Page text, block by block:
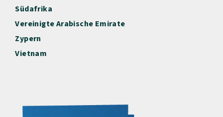
Südafrika
Vereinigte Arabische Emirate
Zypern
Vietnam